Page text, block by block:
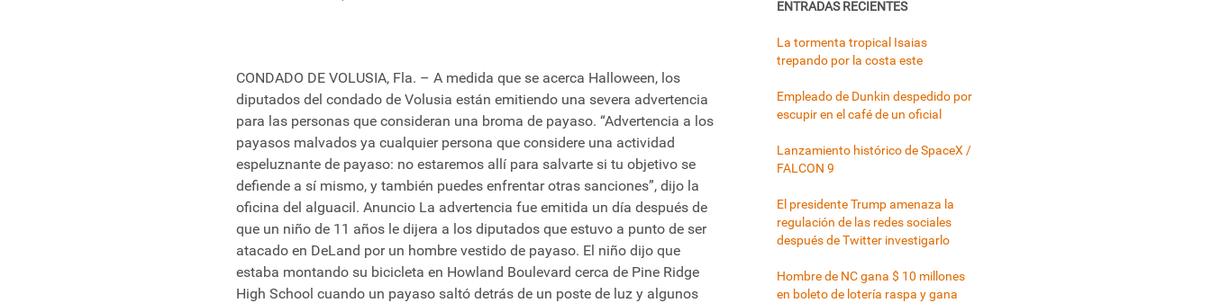
CONDADO DE VOLUSIA, Fla. – A medida que se acerca Halloween, los
diputados del condado de Volusia están emitiendo una severa advertencia
para las personas que consideran una broma de payaso. “Advertencia a los
payasos malvados ya cualquier persona que considere una actividad
espeluznante de payaso: no estaremos allí para salvarte si tu objetivo se
defiende a sí mismo, y también puedes enfrentar otras sanciones”, dijo la
oficina del alguacil. Anuncio La advertencia fue emitida un día después de
que un niño de 11 años le dijera a los diputados que estuvo a punto de ser
atacado en DeLand por un hombre vestido de payaso. El niño dijo que
estaba montando su bicicleta en Howland Boulevard cerca de Pine Ridge
High School cuando un payaso saltó detrás de un poste de luz y algunos
ENTRADAS RECIENTES
La tormenta tropical Isaias
trepando por la costa este
Empleado de Dunkin despedido por
escupir en el café de un oficial
Lanzamiento histórico de SpaceX /
FALCON 9
El presidente Trump amenaza la
regulación de las redes sociales
después de Twitter investigarlo
Hombre de NC gana $ 10 millones
en boleto de lotería raspa y gana